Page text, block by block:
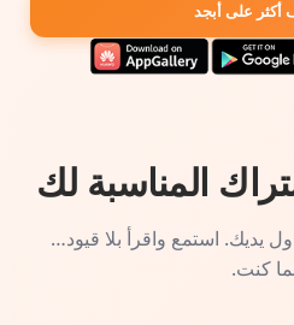
أكثر على أبجد
المناسبة لك
يديك. استمع واقرأ بلا قيود…
كنت.